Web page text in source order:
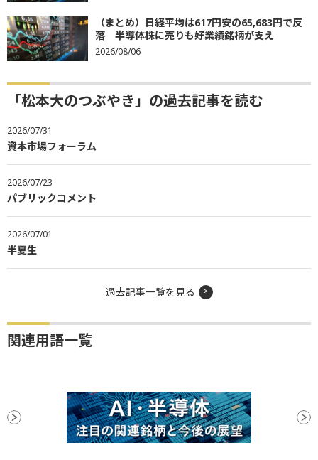
（まとめ）日経平均は617円安の65,683円で反
落 半導体株に売りも好業績銘柄が支え
2026/08/06
「松本大のつぶやき」の過去記事を読む
2026/07/31
資本市場フォーラム
2026/07/23
パブリックコメント
2026/07/01
半夏生
過去記事一覧を見る
関連用語一覧